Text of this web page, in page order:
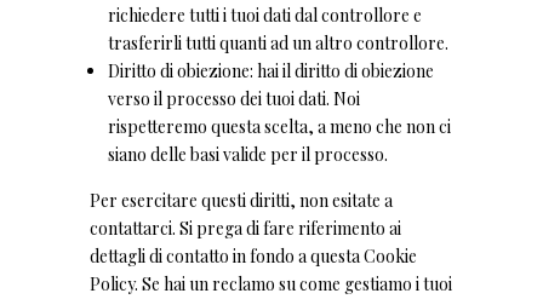
richiedere tutti i tuoi dati dal controllore e
trasferirli tutti quanti ad un altro controllore.
Diritto di obiezione: hai il diritto di obiezione
verso il processo dei tuoi dati. Noi
rispetteremo questa scelta, a meno che non ci
siano delle basi valide per il processo.
Per esercitare questi diritti, non esitate a
contattarci. Si prega di fare riferimento ai
dettagli di contatto in fondo a questa Cookie
Policy. Se hai un reclamo su come gestiamo i tuoi